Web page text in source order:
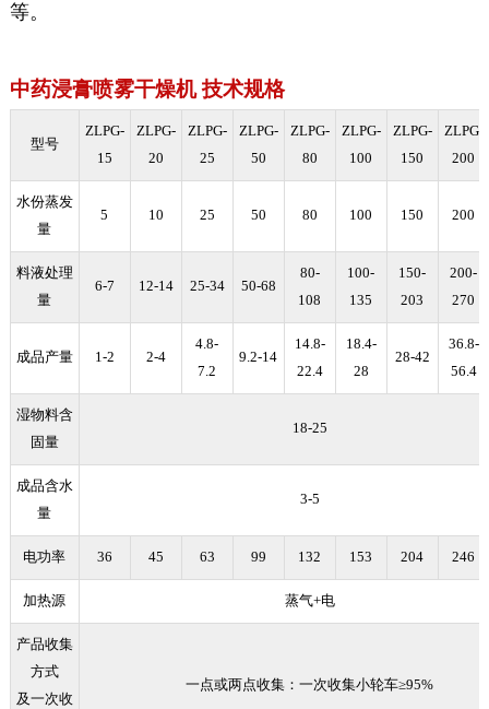
等。
中药浸膏喷雾干燥机 技术规格
型号
ZLPG-
15
ZLPG-
20
ZLPG-
25
ZLPG-
50
ZLPG-
80
ZLPG-
100
ZLPG-
150
ZLPG-
200
水份蒸发
量
5 10 25 50 80 100 150 200
料液处理
量
6-7 12-14 25-34 50-68
80-
108
100-
135
150-
203
200-
270
成品产量 1-2 2-4
4.8-
7.2
9.2-14
14.8-
22.4
18.4-
28
28-42
36.8-
56.4
湿物料含
固量
18-25
成品含水
量
3-5
电功率 36 45 63 99 132 153 204 246
加热源 蒸气+电
产品收集
方式
及一次收
一点或两点收集：一次收集小轮车≥95%